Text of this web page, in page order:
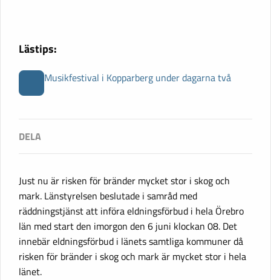
Lästips:
Musikfestival i Kopparberg under dagarna två
Just nu är risken för bränder mycket stor i skog och
mark. Länstyrelsen beslutade i samråd med
räddningstjänst att införa eldningsförbud i hela Örebro
län med start den imorgon den 6 juni klockan 08. Det
innebär eldningsförbud i länets samtliga kommuner då
risken för bränder i skog och mark är mycket stor i hela
länet.